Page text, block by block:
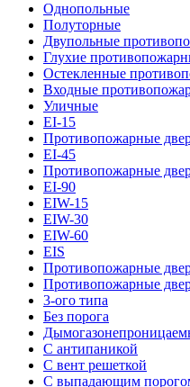
Однопольные
Полуторные
Двупольные
Глухие
Остекленные
Входные
Уличные
EI-15
Противопожарные
EI-45
Противопожарные
EI-90
EIW-15
EIW-30
EIW-60
EIS
Противопожарные
Противопожарные
3-ого типа
Без порога
С антипаникой
С вент решеткой
С выпадающим